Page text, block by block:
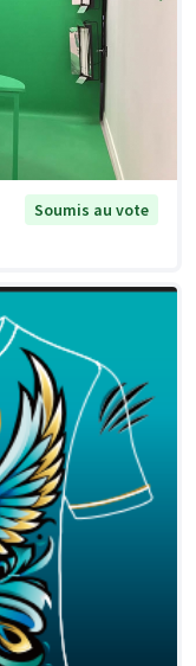
Soumis au vote